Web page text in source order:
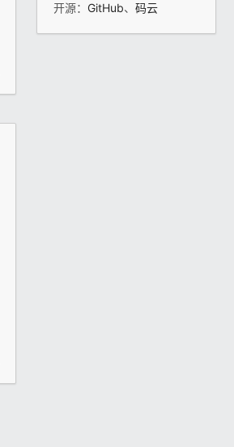
开源： GitHub、 码云